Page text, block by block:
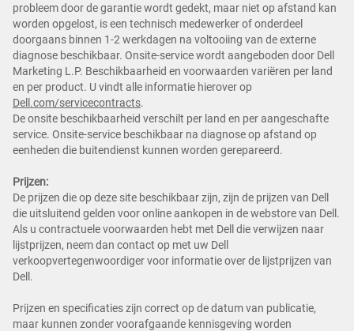
probleem door de garantie wordt gedekt, maar niet op afstand kan
worden opgelost, is een technisch medewerker of onderdeel
doorgaans binnen 1-2 werkdagen na voltooiing van de externe
diagnose beschikbaar. Onsite-service wordt aangeboden door Dell
Marketing L.P. Beschikbaarheid en voorwaarden variëren per land
en per product. U vindt alle informatie hierover op
Dell.com/servicecontracts.
De onsite beschikbaarheid verschilt per land en per aangeschafte
service. Onsite-service beschikbaar na diagnose op afstand op
eenheden die buitendienst kunnen worden gerepareerd.
Prijzen:
De prijzen die op deze site beschikbaar zijn, zijn de prijzen van Dell
die uitsluitend gelden voor online aankopen in de webstore van Dell.
Als u contractuele voorwaarden hebt met Dell die verwijzen naar
lijstprijzen, neem dan contact op met uw Dell
verkoopvertegenwoordiger voor informatie over de lijstprijzen van
Dell.
Prijzen en specificaties zijn correct op de datum van publicatie,
maar kunnen zonder voorafgaande kennisgeving worden